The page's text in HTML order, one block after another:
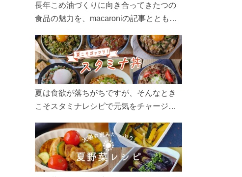
長年こめ油づくりに向き合ってきたつの
食品の魅力を、macaroniの記事とともに
ん、製造現場や品質へのこだわりまで。
こめ油をもっと好きになるコンテンツを
ぜひお楽しみください。
夏は食欲が落ちがちですが、そんなとき
こそスタミナレシピで元気をチャージ！
リ食べて、夏バテを吹き飛ばしましょ
う！